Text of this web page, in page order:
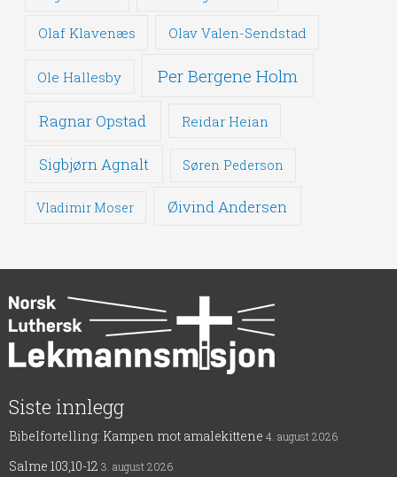
Olaf Klavenæs Olav Valen-Sendstad
Ole Hallesby Per Bergene Holm
Ragnar Opstad Reidar Heian
Sigbjørn Agnalt Søren Pederson
Vladimir Moser Øivind Andersen
Siste innlegg
Bibelfortelling: Kampen mot amalekittene 4. august 2026
Salme 103,10-12 3. august 2026